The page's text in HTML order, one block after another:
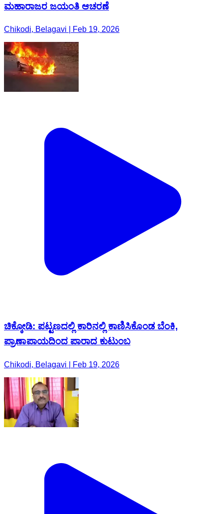
ಮಹಾರಾಜರ ಜಯಂತಿ ಆಚರಣೆ
Chikodi, Belagavi | Feb 19, 2026
ಚಿಕ್ಕೋಡಿ: ಪಟ್ಟಣದಲ್ಲಿ ಕಾರಿನಲ್ಲಿ ಕಾಣಿಸಿಕೊಂಡ ಬೆಂಕಿ,
ಪ್ರಾಣಾಪಾಯದಿಂದ ಪಾರಾದ ಕುಟುಂಬ
Chikodi, Belagavi | Feb 19, 2026